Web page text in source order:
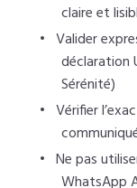
claire et
• Valider
déclaration
Sérénité)
• Vérifier
• Ne pas
WhatsApp